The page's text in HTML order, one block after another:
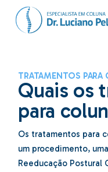
TRATAMENTOS PARA
Quais os
para
Os tratamentos para
um procedimento,
Reeducação Postural